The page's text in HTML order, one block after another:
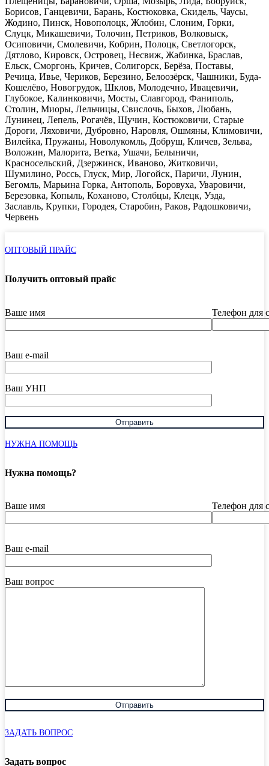
Борисов, Ганцевичи, Барань, Костюковка, Скидель, Чаусы,
Жодино, Пинск, Новополоцк, Жлобин, Слоним, Горки,
Слуцк, Микашевичи, Толочин, Петриков, Волковыск,
Осиповичи, Смолевичи, Кобрин, Полоцк, Светлогорск,
Дятлово, Кировск, Островец, Несвиж, Жабинка, Браслав,
Ельск, Сморгонь, Кричев, Солигорск, Берёза, Поставы,
Речица, Ивье, Чериков, Березино, Белоозёрск, Чашники, Буда-
Кошелёво, Новогрудок, Шклов, Молодечно, Ивацевичи,
Глубокое, Калинковичи, Мосты, Славгород, Фаниполь,
Столин, Миоры, Лельчицы, Свислочь, Быхов, Любань,
Лунинец, Лепель, Рогачёв, Щучин, Костюковичи, Старые
Дороги, Ляховичи, Дубровно, Наровля, Ошмяны, Климовичи,
Вилейка, Пружаны, Новолукомль, Добруш, Кличев, Зельва,
Воложин, Малорита, Ветка, Ушачи, Белыничи,
Красносельский, Дзержинск, Иваново, Житковичи,
Шумилино, Россь, Глуск, Мир, Логойск, Паричи, Лунин,
Бегомль, Марьина Горка, Антополь, Боровуха, Уваровичи,
Березовка, Копыль, Коханово, Столбцы, Клецк, Узда,
Заславль, Крупки, Городея, Старобин, Раков, Радошковичи,
Червень
ОПТОВЫЙ ПРАЙС
Получить оптовый прайс
Ваше имя Телефон для
Ваш e-mail
Ваш УНП
НУЖНА ПОМОЩЬ
Нужна помощь?
Ваше имя Телефон для
Ваш e-mail
Ваш вопрос
ЗАДАТЬ ВОПРОС
Задать вопрос